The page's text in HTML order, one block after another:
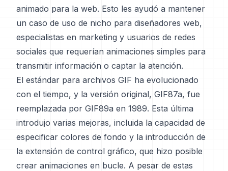
animado para la web. Esto les ayudó a mantener
un caso de uso de nicho para diseñadores web,
especialistas en marketing y usuarios de redes
sociales que requerían animaciones simples para
transmitir información o captar la atención.
El estándar para archivos GIF ha evolucionado
con el tiempo, y la versión original, GIF87a, fue
reemplazada por GIF89a en 1989. Esta última
introdujo varias mejoras, incluida la capacidad de
especificar colores de fondo y la introducción de
la extensión de control gráfico, que hizo posible
crear animaciones en bucle. A pesar de estas